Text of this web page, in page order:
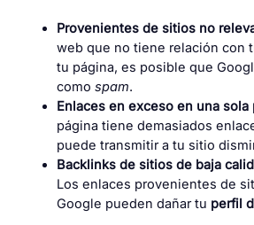
Provenientes de sitios no
web que no tiene relación con
tu página, es posible que
como spam.
Enlaces en exceso en una sola
página tiene demasiados
puede transmitir a tu sitio
Backlinks de sitios de baja
Los enlaces provenientes de
Google pueden dañar tu perfil